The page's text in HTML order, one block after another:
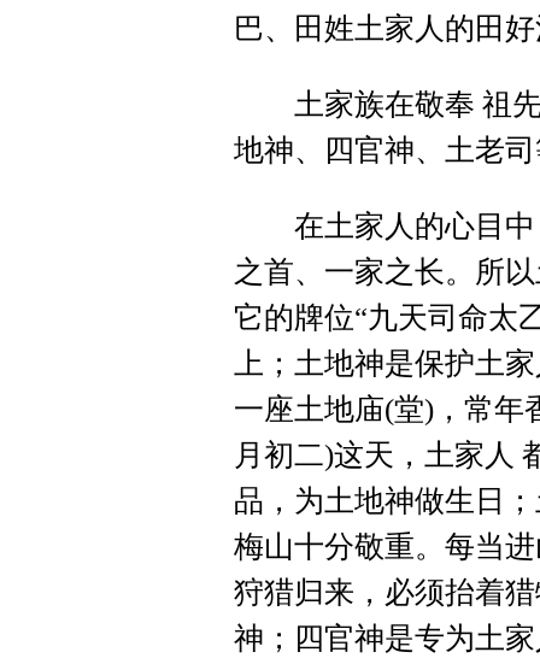
巴、田姓土家人的田
土家族在敬奉 祖先
地神、四官神、土老
在土家人的心目中
之首、一家之长。所
它的牌位“九天司命太
上；土地神是保护土
一座土地庙(堂)，常年
月初二)这天，土家人
品，为土地神做生日
梅山十分敬重。每当
狩猎归来，必须抬着
神；四官神是专为土